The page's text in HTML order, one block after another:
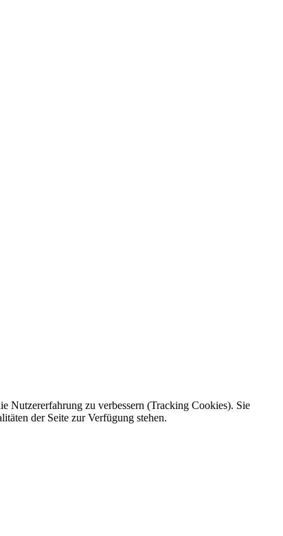
Nutzererfahrung zu verbessern (Tracking Cookies). Sie
der Seite zur Verfügung stehen.